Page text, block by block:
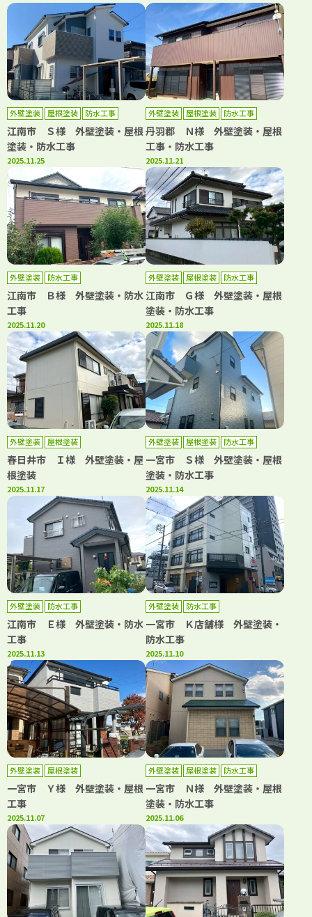
外壁塗装 屋根塗装 防水工事
江南市 Ｓ様 外壁塗装・屋根
塗装・防水工事
2025.11.25
外壁塗装 屋根塗装 防水工事
丹羽郡 Ｎ様 外壁塗装・屋根
工事・防水工事
2025.11.21
外壁塗装 防水工事
江南市 Ｂ様 外壁塗装・防水
工事
2025.11.20
外壁塗装 屋根塗装 防水工事
江南市 Ｇ様 外壁塗装・屋根
塗装・防水工事
2025.11.18
外壁塗装 屋根塗装
春日井市 Ｉ様 外壁塗装・屋
根塗装
2025.11.17
外壁塗装 屋根塗装 防水工事
一宮市 Ｓ様 外壁塗装・屋根
塗装・防水工事
2025.11.14
外壁塗装 防水工事
江南市 Ｅ様 外壁塗装・防水
工事
2025.11.13
外壁塗装 防水工事
一宮市 Ｋ店舗様 外壁塗装・
防水工事
2025.11.10
外壁塗装 屋根塗装
一宮市 Ｙ様 外壁塗装・屋根
工事
2025.11.07
外壁塗装 屋根塗装 防水工事
一宮市 Ｎ様 外壁塗装・屋根
塗装・防水工事
2025.11.06